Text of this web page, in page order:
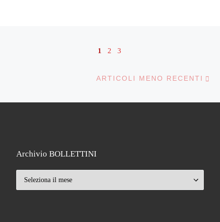
Navigazione articoli
1 2 3
ARTICOLI MENO RECENTI
Archivio BOLLETTINI